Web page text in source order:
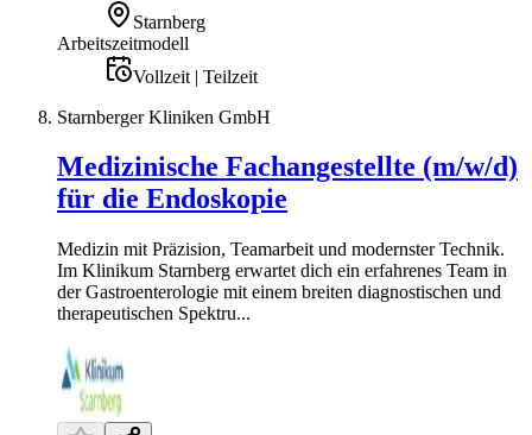
Starnberg
Arbeitszeitmodell
Vollzeit | Teilzeit
Starnberger Kliniken GmbH
Medizinische Fachangestellte (m/w/d)
für die Endoskopie
Medizin mit Präzision, Teamarbeit und modernster Technik.
Im Klinikum Starnberg erwartet dich ein erfahrenes Team in
der Gastroenterologie mit einem breiten diagnostischen und
therapeutischen Spektru...